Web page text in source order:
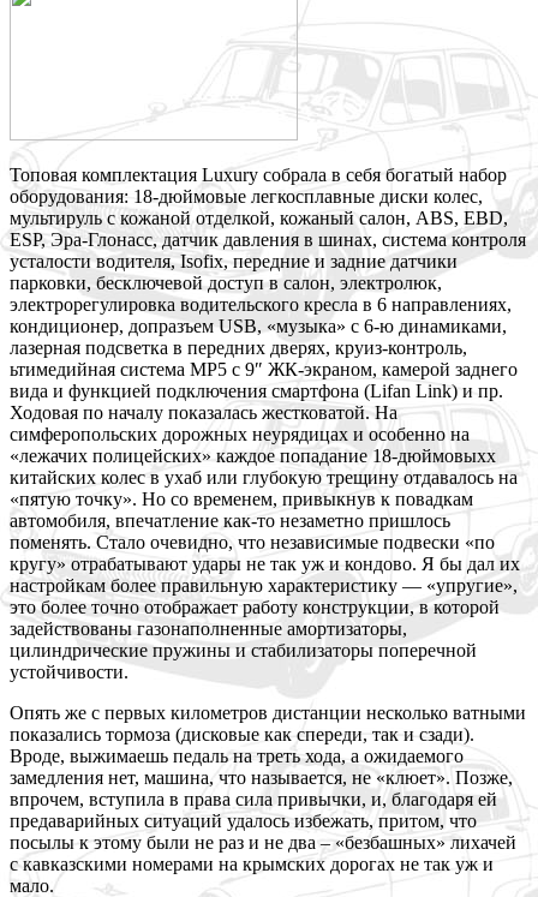
Топовая комплектация Luxury собрала в себя богатый набор
оборудования: 18-дюймовые легкосплавные диски колес,
мультируль с кожаной отделкой, кожаный салон, ABS, EBD,
ESP, Эра-Глонасс, датчик давления в шинах, система контроля
усталости водителя, Isofix, передние и задние датчики
парковки, бесключевой доступ в салон, электролюк,
электрорегулировка водительского кресла в 6 направлениях,
кондиционер, допразъем USB, «музыка» с 6-ю динамиками,
лазерная подсветка в передних дверях, круиз-контроль,
ьтимедийная система MP5 с 9″ ЖК-экраном, камерой заднего
вида и функцией подключения смартфона (Lifan Link) и пр.
Ходовая по началу показалась жестковатой. На
симферопольских дорожных неурядицах и особенно на
«лежачих полицейских» каждое попадание 18-дюймовыхх
китайских колес в ухаб или глубокую трещину отдавалось на
«пятую точку». Но со временем, привыкнув к повадкам
автомобиля, впечатление как-то незаметно пришлось
поменять. Стало очевидно, что независимые подвески «по
кругу» отрабатывают удары не так уж и кондово. Я бы дал их
настройкам более правильную характеристику — «упругие»,
это более точно отображает работу конструкции, в которой
задействованы газонаполненные амортизаторы,
цилиндрические пружины и стабилизаторы поперечной
устойчивости.
Опять же с первых километров дистанции несколько ватными
показались тормоза (дисковые как спереди, так и сзади).
Вроде, выжимаешь педаль на треть хода, а ожидаемого
замедления нет, машина, что называется, не «клюет». Позже,
впрочем, вступила в права сила привычки, и, благодаря ей
предаварийных ситуаций удалось избежать, притом, что
посылы к этому были не раз и не два – «безбашных» лихачей
с кавказскими номерами на крымских дорогах не так уж и
мало.